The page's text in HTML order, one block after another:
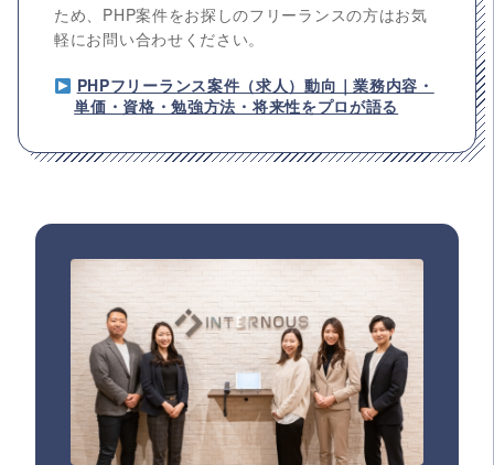
ため、PHP案件をお探しのフリーランスの方はお気
軽にお問い合わせください。
PHPフリーランス案件（求人）動向｜業務内容・
単価・資格・勉強方法・将来性をプロが語る